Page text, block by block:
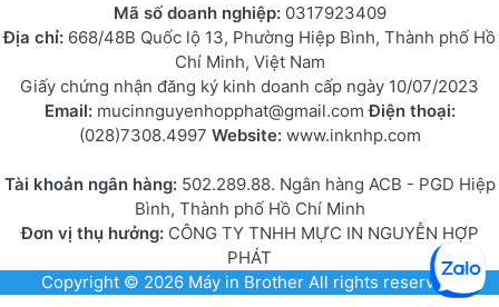
Mã số doanh nghiệp: 0317923409
Địa chỉ: 668/48B Quốc lộ 13, Phường Hiệp Bình, Thành phố Hồ
Chí Minh, Việt Nam
Giấy chứng nhận đăng ký kinh doanh cấp ngày 10/07/2023
Email: mucinnguyenhopphat@gmail.comĐiện thoại:
(028)7308.4997 Website: www.inknhp.com
Tài khoản ngân hàng: 502.289.88. Ngân hàng ACB - PGD Hiệp
Bình, Thành phố Hồ Chí Minh
Đơn vị thụ hưởng:CÔNG TY TNHH MỰC IN NGUYỄN HỢP
PHÁT
Copyright © 2026 Máy in BrotherAll rights reserved.